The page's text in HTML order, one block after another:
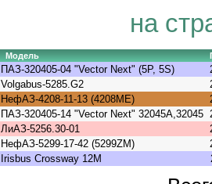
на
Модель
ПАЗ-320405-04 "Vector Next" (5P, 5S)
Volgabus-5285.G2
НефАЗ-4208-11-13 (4208ME)
ПАЗ-320405-14 "Vector Next" 32045A,32045
ЛиАЗ-5256.30-01
НефАЗ-5299-17-42 (5299ZM)
Irisbus Crossway 12M